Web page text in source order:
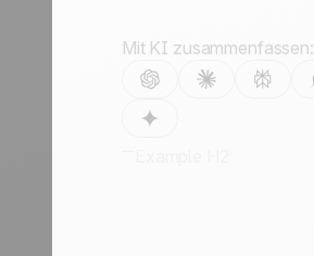
Mit KI zusammenfassen: